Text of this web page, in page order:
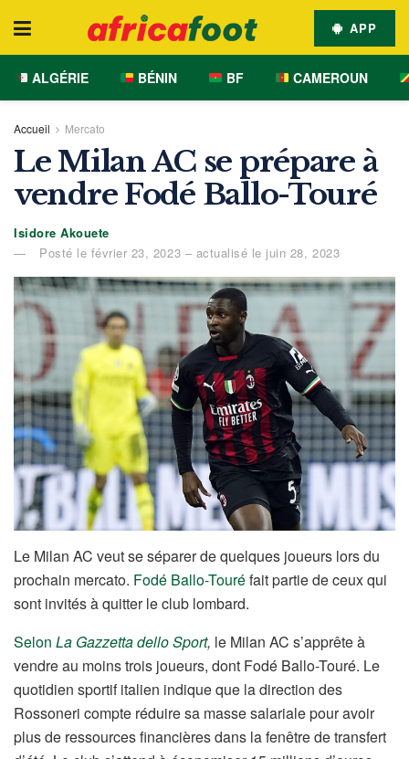
APP
ALGÉRIE BÉNIN BF CAMEROUN
Accueil Mercato
Le Milan AC se prépare à
vendre Fodé Ballo-Touré
Isidore Akouete
Posté le février 23, 2023 – actualisé le juin 28, 2023
Le Milan AC veut se séparer de quelques joueurs lors du
prochain mercato. Fodé Ballo-Touréfait partie de ceux qui
sont invités à quitter le club lombard.
Selon La Gazzetta dello Sport, le Milan AC s’apprête à
vendre au moins trois joueurs, dont Fodé Ballo-Touré. Le
quotidien sportif italien indique que la direction des
Rossoneri compte réduire sa masse salariale pour avoir
plus de ressources financières dans la fenêtre de transfert